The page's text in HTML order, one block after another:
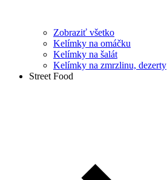
Zobraziť všetko
Kelímky na omáčku
Kelímky na šalát
Kelímky na zmrzlinu, dezerty
Street Food